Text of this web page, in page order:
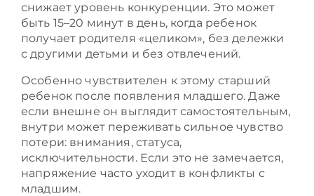
снижает уровень конкуренции. Это может
быть 15–20 минут в день, когда ребенок
получает родителя «целиком», без дележки
с другими детьми и без отвлечений.
Особенно чувствителен к этому старший
ребенок после появления младшего. Даже
если внешне он выглядит самостоятельным,
внутри может переживать сильное чувство
потери: внимания, статуса,
исключительности. Если это не замечается,
напряжение часто уходит в конфликты с
младшим.